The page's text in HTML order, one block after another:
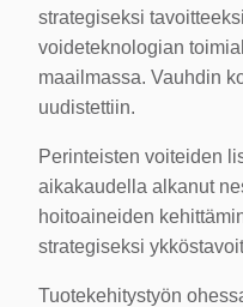
strategiseksi
voideteknologian
maailmassa. Vauhdin
uudistettiin.
Perinteisten voiteiden
aikakaudella alkanut
hoitoaineiden
strategiseksi
Tuotekehitystyön